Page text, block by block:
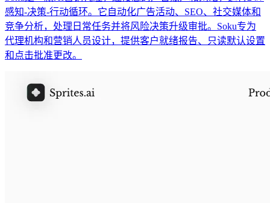
感知-决策-行动循环。它自动化广告活动、SEO、社交媒体和
竞争分析，处理日常任务并将风险决策升级审批。Soku专为
代理机构和营销人员设计，提供客户就绪报告、只读默认设置
和点击批准更改。